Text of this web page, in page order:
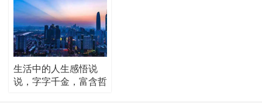
生活中的人生感悟说
说，字字千金，富含哲